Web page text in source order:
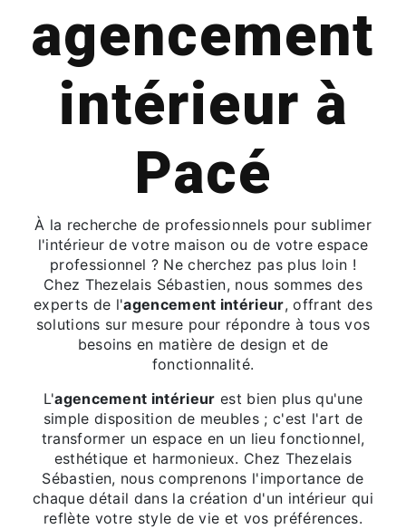
agencement
intérieur à
Pacé
À la recherche de professionnels pour sublimer
l'intérieur de votre maison ou de votre espace
professionnel ? Ne cherchez pas plus loin !
Chez Thezelais Sébastien, nous sommes des
experts de l'agencement intérieur, offrant des
solutions sur mesure pour répondre à tous vos
besoins en matière de design et de
fonctionnalité.
L'agencement intérieur est bien plus qu'une
simple disposition de meubles ; c'est l'art de
transformer un espace en un lieu fonctionnel,
esthétique et harmonieux. Chez Thezelais
Sébastien, nous comprenons l'importance de
chaque détail dans la création d'un intérieur qui
reflète votre style de vie et vos préférences.